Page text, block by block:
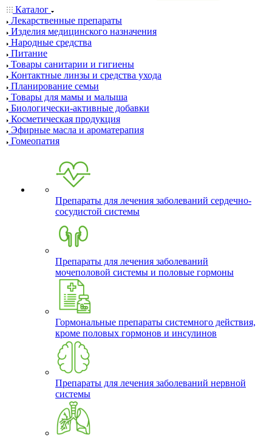
Каталог
Лекарственные препараты
Изделия медицинского назначения
Народные средства
Питание
Товары санитарии и гигиены
Контактные линзы и средства ухода
Планирование семьи
Товары для мамы и малыша
Биологически-активные добавки
Косметическая продукция
Эфирные масла и ароматерапия
Гомеопатия
Препараты для лечения заболеваний сердечно-
сосудистой системы
Препараты для лечения заболеваний
мочеполовой системы и половые гормоны
Гормональные препараты системного действия,
кроме половых гормонов и инсулинов
Препараты для лечения заболеваний нервной
системы